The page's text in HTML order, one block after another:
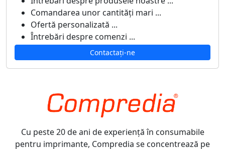
Comandarea unor cantități mari ...
Ofertă personalizată ...
Întrebări despre comenzi ...
Contactați-ne
Cu peste 20 de ani de experiență în consumabile
pentru imprimante, Compredia se concentrează pe